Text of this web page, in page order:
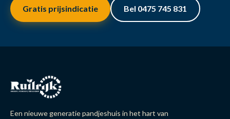
Gratis prijsindicatie Bel 0475 745 831
Een nieuwe generatie pandjeshuis in het hart van